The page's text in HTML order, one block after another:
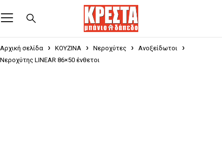
Αρχική σελίδα ΚΟΥΖΙΝΑ Νεροχύτες
Ανοξείδωτοι
Νεροχύτης LINEAR 86×50 ένθετοι